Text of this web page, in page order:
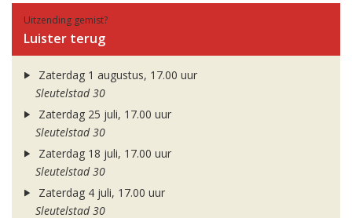
Uitzending gemist?
Luister terug
Zaterdag 1 augustus, 17.00 uur
Sleutelstad 30
Zaterdag 25 juli, 17.00 uur
Sleutelstad 30
Zaterdag 18 juli, 17.00 uur
Sleutelstad 30
Zaterdag 4 juli, 17.00 uur
Sleutelstad 30